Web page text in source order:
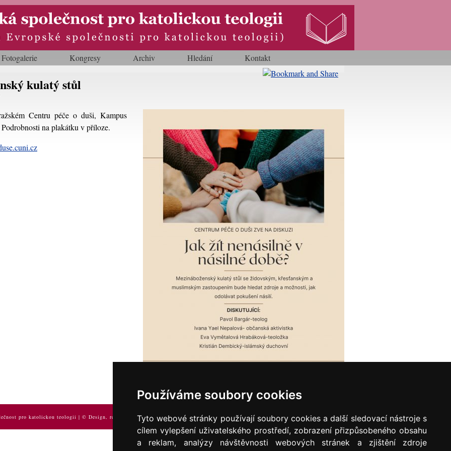
Používáme soubory cookies
Tyto webové stránky používají soubory cookies a další sledovací nástroje s
cílem vylepšení uživatelského prostředí, zobrazení přizpůsobeného obsahu
a reklam, analýzy návštěvnosti webových stránek a zjištění zdroje
Fotogalerie Kongresy Archiv Hledání Kontakt
kulatý stůl
Centru péče o duši, Kampus
na plakátku v příloze.
pro katolickou teologii | © Design, redakční systém Smaragdium:Webdesignum 2009-2022